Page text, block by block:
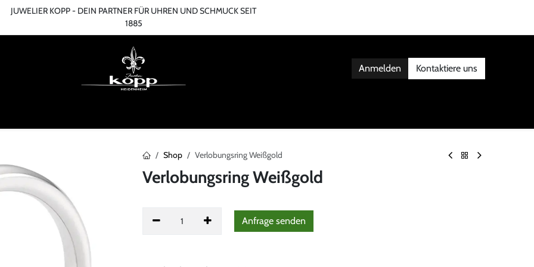
JUWELIER KOPP - DEIN PARTNER FÜR UHREN UND SCHMUCK SEIT
1885
Anmelden Kontaktiere uns
Shop Verlobungsring Weißgold
Verlobungsring Weißgold
Anfrag​e senden